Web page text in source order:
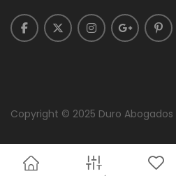
Copyright © 2025 Duro Abogados